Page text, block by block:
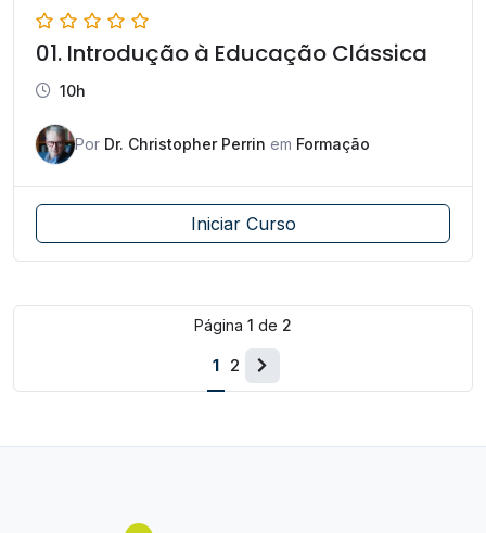
01. Introdução à Educação Clássica
10h
Por Dr. Christopher Perrin em Formação
Iniciar Curso
Página 1 de 2
1 2